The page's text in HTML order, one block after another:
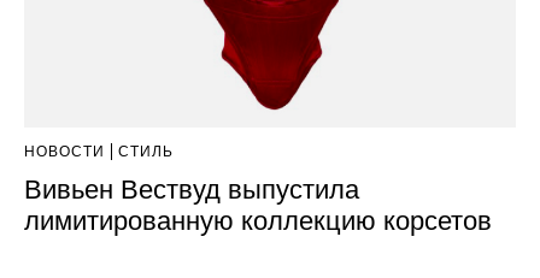
НОВОСТИ СТИЛЬ
Вивьен Вествуд выпустила
лимитированную коллекцию корсетов